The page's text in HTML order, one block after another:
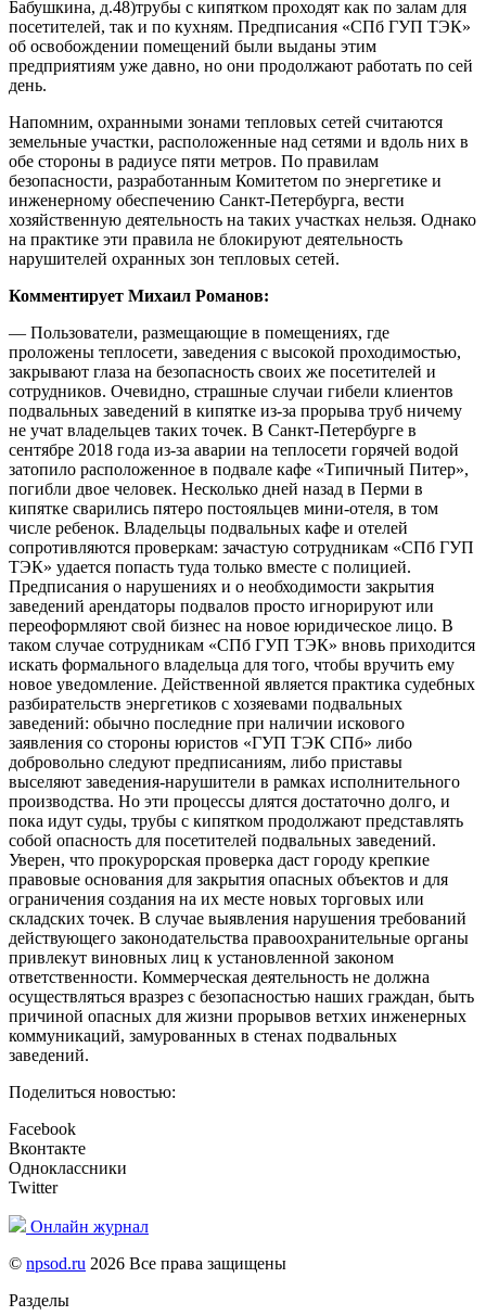
Бабушкина, д.48)трубы с кипятком проходят как по залам для
посетителей, так и по кухням. Предписания «СПб ГУП ТЭК»
об освобождении помещений были выданы этим
предприятиям уже давно, но они продолжают работать по сей
день.
Напомним, охранными зонами тепловых сетей считаются
земельные участки, расположенные над сетями и вдоль них в
обе стороны в радиусе пяти метров. По правилам
безопасности, разработанным Комитетом по энергетике и
инженерному обеспечению Санкт-Петербурга, вести
хозяйственную деятельность на таких участках нельзя. Однако
на практике эти правила не блокируют деятельность
нарушителей охранных зон тепловых сетей.
Комментирует Михаил Романов:
— Пользователи, размещающие в помещениях, где
проложены теплосети, заведения с высокой проходимостью,
закрывают глаза на безопасность своих же посетителей и
сотрудников. Очевидно, страшные случаи гибели клиентов
подвальных заведений в кипятке из-за прорыва труб ничему
не учат владельцев таких точек. В Санкт-Петербурге в
сентябре 2018 года из-за аварии на теплосети горячей водой
затопило расположенное в подвале кафе «Типичный Питер»,
погибли двое человек. Несколько дней назад в Перми в
кипятке сварились пятеро постояльцев мини-отеля, в том
числе ребенок. Владельцы подвальных кафе и отелей
сопротивляются проверкам: зачастую сотрудникам «СПб ГУП
ТЭК» удается попасть туда только вместе с полицией.
Предписания о нарушениях и о необходимости закрытия
заведений арендаторы подвалов просто игнорируют или
переоформляют свой бизнес на новое юридическое лицо. В
таком случае сотрудникам «СПб ГУП ТЭК» вновь приходится
искать формального владельца для того, чтобы вручить ему
новое уведомление. Действенной является практика судебных
разбирательств энергетиков с хозяевами подвальных
заведений: обычно последние при наличии искового
заявления со стороны юристов «ГУП ТЭК СПб» либо
добровольно следуют предписаниям, либо приставы
выселяют заведения-нарушители в рамках исполнительного
производства. Но эти процессы длятся достаточно долго, и
пока идут суды, трубы с кипятком продолжают представлять
собой опасность для посетителей подвальных заведений.
Уверен, что прокурорская проверка даст городу крепкие
правовые основания для закрытия опасных объектов и для
ограничения создания на их месте новых торговых или
складских точек. В случае выявления нарушения требований
действующего законодательства правоохранительные органы
привлекут виновных лиц к установленной законом
ответственности. Коммерческая деятельность не должна
осуществляться вразрез с безопасностью наших граждан, быть
причиной опасных для жизни прорывов ветхих инженерных
коммуникаций, замурованных в стенах подвальных
заведений.
Поделиться новостью:
Facebook
Вконтакте
Одноклассники
Twitter
Онлайн журнал
© npsod.ru 2026 Все права защищены
Разделы